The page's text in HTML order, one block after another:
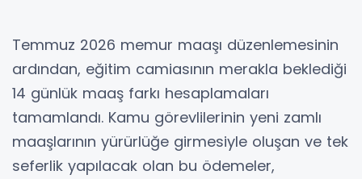
Temmuz 2026 memur maaşı düzenlemesinin
ardından, eğitim camiasının merakla beklediği
14 günlük maaş farkı hesaplamaları
tamamlandı. Kamu görevlilerinin yeni zamlı
maaşlarının yürürlüğe girmesiyle oluşan ve tek
seferlik yapılacak olan bu ödemeler,